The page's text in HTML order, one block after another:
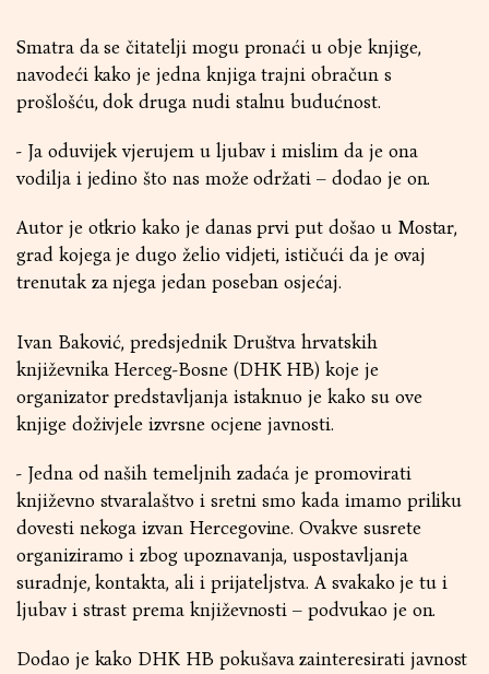
Smatra da se čitatelji mogu pronaći u obje knjige,
navodeći kako je jedna knjiga trajni obračun s
prošlošću, dok druga nudi stalnu budućnost.
- Ja oduvijek vjerujem u ljubav i mislim da je ona
vodilja i jedino što nas može održati – dodao je on.
Autor je otkrio kako je danas prvi put došao u Mostar,
grad kojega je dugo želio vidjeti, ističući da je ovaj
trenutak za njega jedan poseban osjećaj.
Ivan Baković, predsjednik Društva hrvatskih
književnika Herceg-Bosne (DHK HB) koje je
organizator predstavljanja istaknuo je kako su ove
knjige doživjele izvrsne ocjene javnosti.
- Jedna od naših temeljnih zadaća je promovirati
književno stvaralaštvo i sretni smo kada imamo priliku
dovesti nekoga izvan Hercegovine. Ovakve susrete
organiziramo i zbog upoznavanja, uspostavljanja
suradnje, kontakta, ali i prijateljstva. A svakako je tu i
ljubav i strast prema književnosti – podvukao je on.
Dodao je kako DHK HB pokušava zainteresirati javnost